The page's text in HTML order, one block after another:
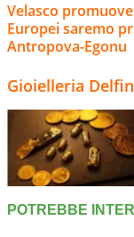
Velasco
Europei saremo
Antropova-Egonu
Gioielleria